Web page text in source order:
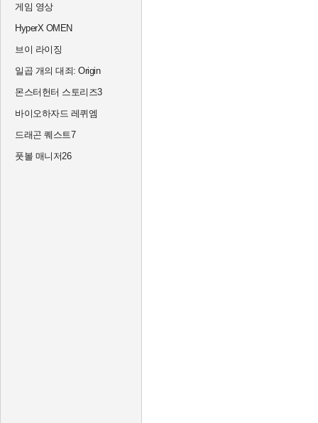
게임 영상
HyperX OMEN
브이 라이징
일곱 개의 대죄: Origin
몬스터헌터 스토리즈3
바이오하자드 레퀴엠
드래곤 퀘스트7
풋볼 매니저26